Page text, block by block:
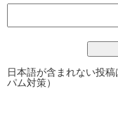
日本語が含まれない投
パム対策）